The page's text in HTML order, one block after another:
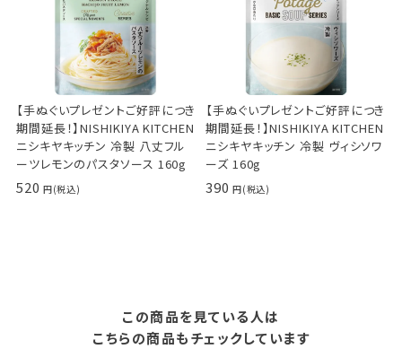
【手ぬぐいプレゼントご好評につき
期間延長！】NISHIKIYA KITCHEN
ニシキヤキッチン 冷製 八丈フル
ーツレモンのパスタソース 160g
520
【手ぬぐいプレゼントご好評につき
期間延長！】NISHIKIYA KITCHEN
ニシキヤキッチン 冷製 ヴィシソワ
ーズ 160g
390
この商品を見ている人は
こちらの商品もチェックしています